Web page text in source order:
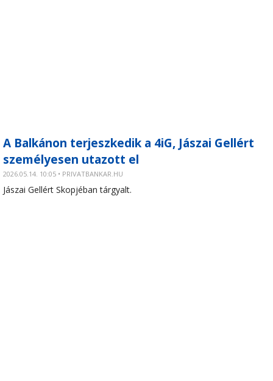
A Balkánon terjeszkedik a 4iG, Jászai Gellért
személyesen utazott el
2026.05.14. 10:05 • PRIVATBANKAR.HU
Jászai Gellért Skopjéban tárgyalt.